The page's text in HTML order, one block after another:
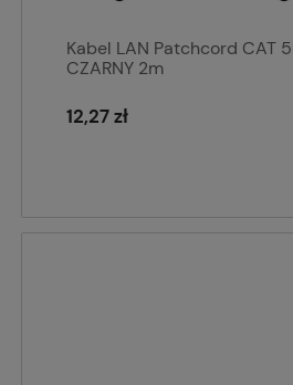
Kabel LAN Patchcord CAT
CZARNY 2m
12,27 zł